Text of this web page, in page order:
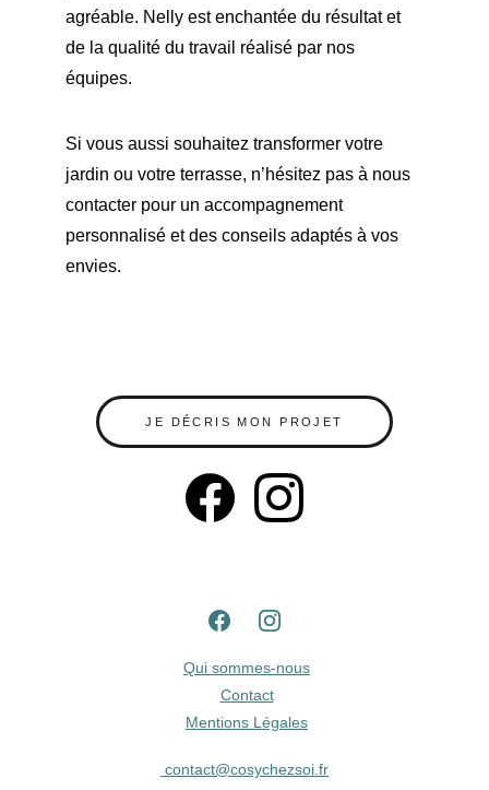
agréable. Nelly est enchantée du résultat et
de la qualité du travail réalisé par nos
équipes.
Si vous aussi souhaitez transformer votre
jardin ou votre terrasse, n’hésitez pas à nous
contacter pour un accompagnement
personnalisé et des conseils adaptés à vos
envies.
JE DÉCRIS MON PROJET
Qui sommes-nous
Contact
Mentions Légales
contact@cosychezsoi.fr